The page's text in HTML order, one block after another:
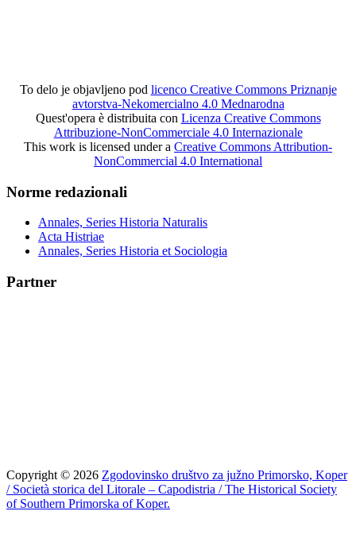
To delo je objavljeno pod licenco Creative Commons Priznanje
avtorstva-Nekomercialno 4.0 Mednarodna
Quest'opera è distribuita con Licenza Creative Commons
Attribuzione-NonCommerciale 4.0 Internazionale
This work is licensed under a Creative Commons Attribution-
NonCommercial 4.0 International
Norme redazionali
Annales, Series Historia Naturalis
Acta Histriae
Annales, Series Historia et Sociologia
Partner
Copyright © 2026 Zgodovinsko društvo za južno Primorsko, Koper
/ Società storica del Litorale – Capodistria / The Historical Society
of Southern Primorska of Koper.